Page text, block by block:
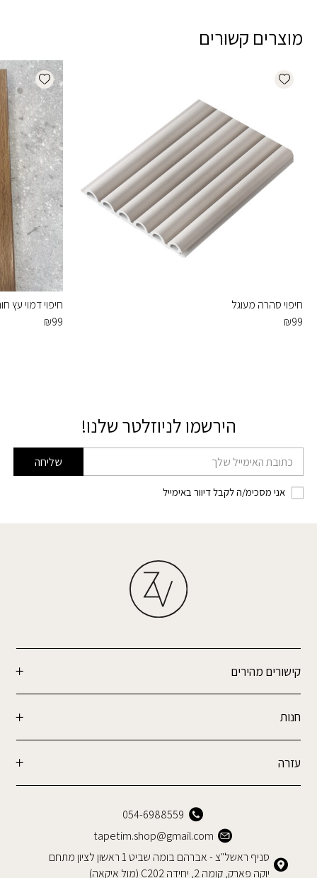
מוצרים קשורים
Add wishlist
חיפוי סהרה מעוגל
₪99
wishlist
חיפוי דמוי עץ
₪99
הירשמו לניוזלטר שלנו!
דוא׳׳ל שליחה
אני מסכימ/ה לקבל דיוור באימייל
קישורים מהירים
חנות
עזרה
054-6988559
tapetim.shop@gmail.com
סניף ראשל"צ - אברהם בומה שביט 1 ראשון לציון מתחם
יוקה פארק, קומה 2, יחידה C202 (מול איקאה)